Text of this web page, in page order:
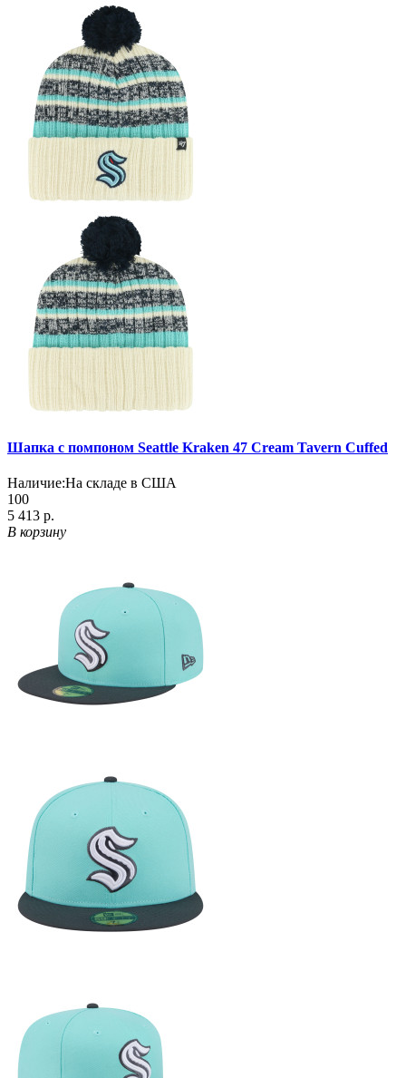
Шапка с помпоном Seattle Kraken 47 Cream Tavern Cuffed
Наличие:На складе в США
100
5 413 р.
В корзину